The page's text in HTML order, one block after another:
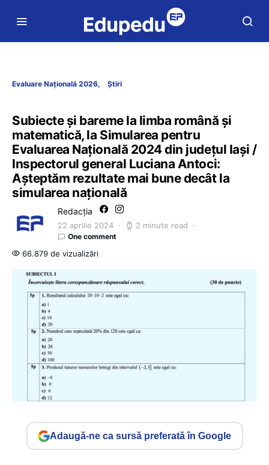
Evaluare Națională 2026 Știri
Subiecte și bareme la limba română și
matematică, la Simularea pentru
Evaluarea Națională 2024 din județul Iași /
Inspectorul general Luciana Antoci:
Așteptăm rezultate mai bune decât la
simularea națională
Redacția
22 aprilie 2024 2 minute read
One comment
66.879 de vizualizări
Adaugă-ne ca sursă preferată în Google